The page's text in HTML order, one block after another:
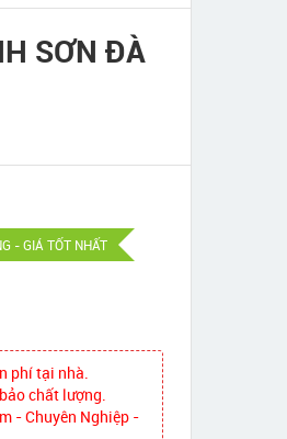
SƠN ĐÀ
- GIÁ TỐT NHẤT
phí tại nhà.
chất lượng.
- Chuyên Nghiệp -